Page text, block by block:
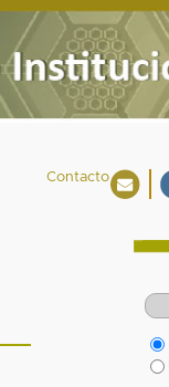
Contacto